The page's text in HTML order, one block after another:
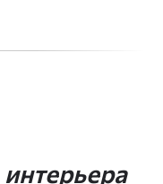
интерьера